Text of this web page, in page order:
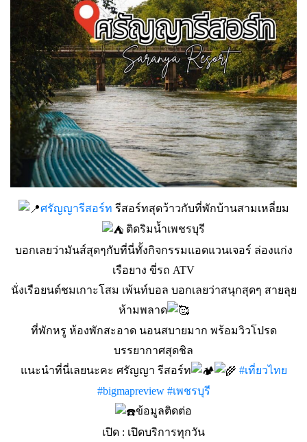
ศรัญญารีสอร์ท รีสอร์ทสุดว้าวกับที่พักบ้านสามเหลี่ยม
ติดริมน้ำเพชรบุรี
บอกเลยว่ามันส์สุดๆกับที่นี่ทั้งกิจกรรมแอดแวนเจอร์ ล่องแก่ง
เรือยาง ขี่รถ ATV
นั่งเรือยนต์ชมเกาะโสม เพ้นท์บอล บอกเลยว่าสนุกสุดๆ สายลุย
ห้ามพลาด
ที่พักหรู ห้องพักสะอาด นอนสบายมาก พร้อมวิวโปรด
บรรยากาศสุดชิล
แนะนำที่นี่เลยนะคะ ศรัญญา รีสอร์ท
#เที่ยวไทย
#bigmapreview #เพชรบุรี
ข้อมูลติดต่อ
เปิด : เปิดบริการทุกวัน